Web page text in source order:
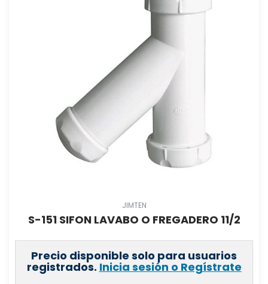
JIMTEN
S-151 SIFON LAVABO O FREGADERO 11/2
Precio disponible solo para usuarios
registrados. Inicia sesión o Regístrate